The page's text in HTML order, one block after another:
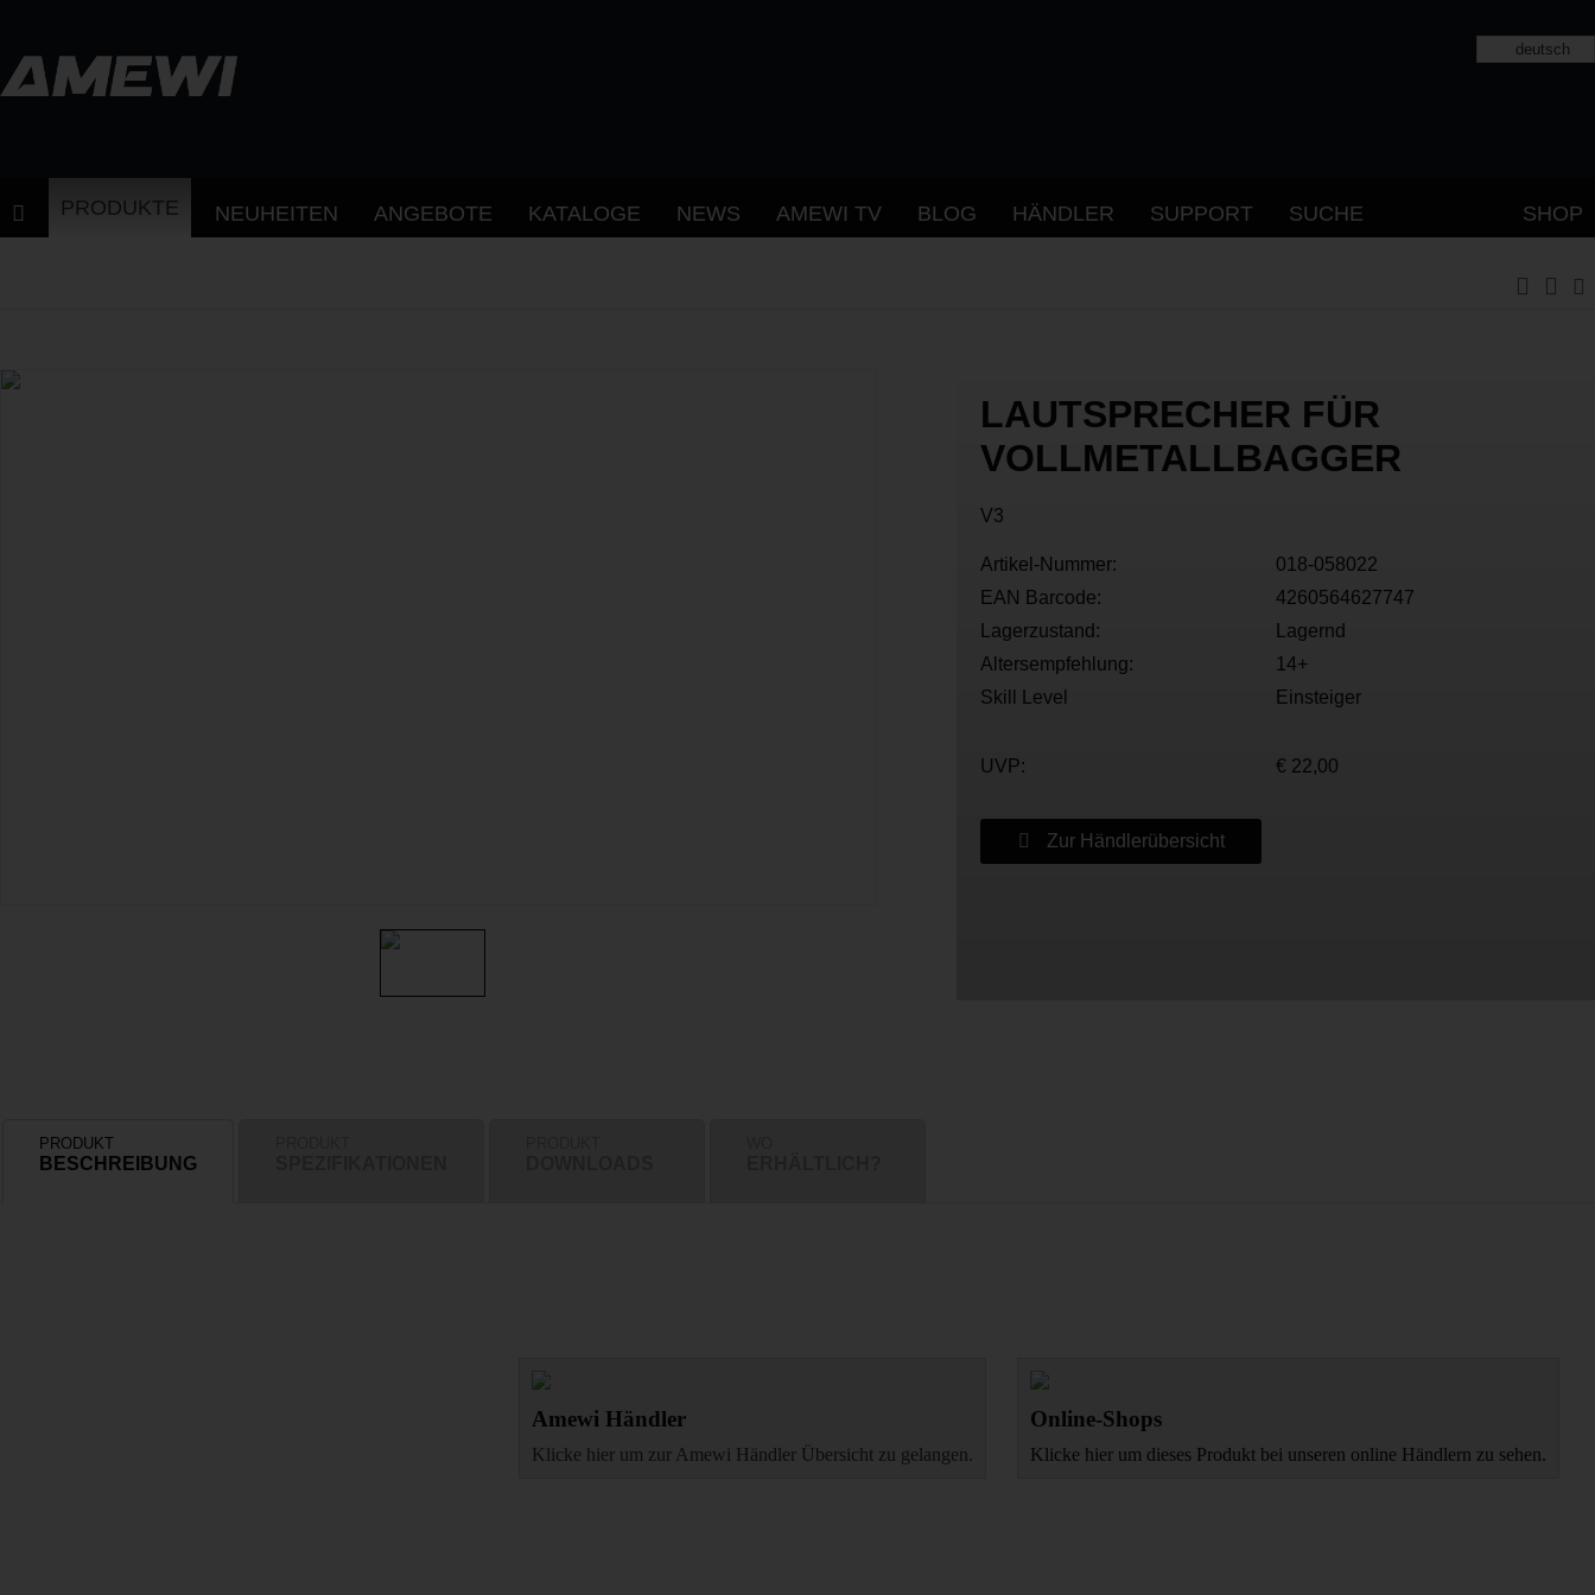
deutsch
PRODUKTE NEUHEITEN ANGEBOTE KATALOGE NEWS AMEWI TV BLOG HÄNDLER SUPPORT SUCHE SHOP
LAUTSPRECHER FÜR
VOLLMETALLBAGGER
V3
Artikel-Nummer:
018-058022
EAN Barcode:
4260564627747
Lagerzustand:
Lagernd
Altersempfehlung:
14+
Skill Level
Einsteiger
UVP: € 22,00
Zur Händlerübersicht
PRODUKT
BESCHREIBUNG
Amewi Händler
Klicke hier um zur Amewi Händler Übersicht zu gelangen.
Online-Shops
Klicke hier um dieses Produkt bei unseren online Händlern zu sehen.